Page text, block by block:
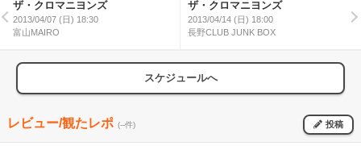
ザ・クロマニヨンズ
2013/04/07 (日) 18:30
富山MAIRO
ザ・クロマニヨンズ
2013/04/14 (日) 18:00
長野CLUB JUNK BOX
スケジュールへ
レビュー/観たレポ (--件) 投稿